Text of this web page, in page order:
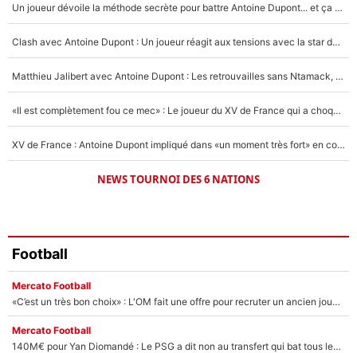
Un autre joueur
5%
Un joueur dévoile la méthode secrète pour battre Antoine Dupont... et ça marche !
Clash avec Antoine Dupont : Un joueur réagit aux tensions avec la star du XV de France !
Matthieu Jalibert avec Antoine Dupont : Les retrouvailles sans Ntamack, «il y a eu des discussions»
«Il est complètement fou ce mec» : Le joueur du XV de France qui a choqué Matthieu Jalibert !
XV de France : Antoine Dupont impliqué dans «un moment très fort» en coulisses
NEWS TOURNOI DES 6 NATIONS
Football
Mercato Football
«C’est un très bon choix» : L'OM fait une offre pour recruter un ancien joueur du PSG... et c'est validé dans l'After Foot !
Mercato Football
140M€ pour Yan Diomandé : Le PSG a dit non au transfert qui bat tous les records sur le mercato